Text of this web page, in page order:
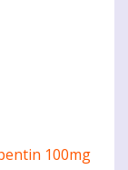
100mg